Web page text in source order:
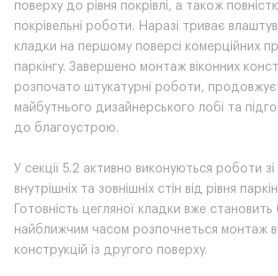
поверху до рівня покрівлі, а також
покрівельні роботи. Наразі триває
кладки на першому поверсі комерційних
паркінгу. Завершено монтаж віконних
розпочато штукатурні роботи,
майбутнього дизайнерського лобі та
до благоустрою.
У секції 5.2 активно виконуються роботи
внутрішніх та зовнішніх стін від рівня
Готовність цегляної кладки вже
найближчим часом розпочнеться монтаж
конструкцій із другого поверху.